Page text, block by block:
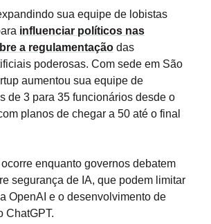
sua equipe de lobistas
influenciar políticos nas
a regulamentação das
poderosas. Com sede em São
aumentou sua equipe de
de 3 para 35 funcionários desde o
planos de chegar a 50 até o final
enquanto governos debatem
segurança de IA, que podem limitar
OpenAI e o desenvolvimento de
ChatGPT.